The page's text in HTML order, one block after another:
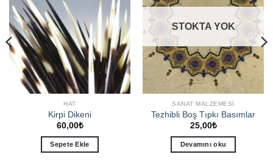
HAT
Kirpi Dikeni
60,00₺
Sepete Ekle
STOKTA YOK
SANAT MALZEMESI
Tezhibli Boş Tıpkı Basımlar
25,00₺
Devamını oku